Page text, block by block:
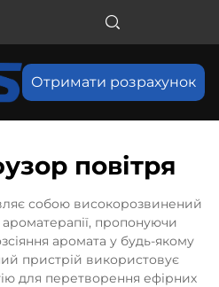
Отримати розрахунок
повітря
собою високорозвинений
ароматерапії, пропонуючи
аромата у будь-якому
пристрій використовує
для перетворення ефірних